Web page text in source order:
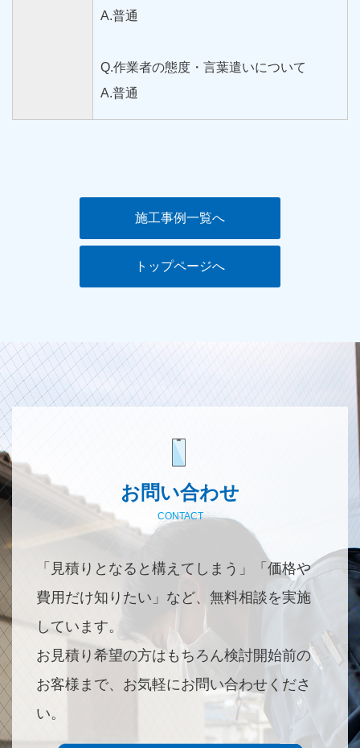
A.普通
Q.作業者の態度・言葉遣いについて
A.普通
施工事例一覧へ
トップページへ
お問い合わせ
CONTACT
「見積りとなると構えてしまう」「価格や
費用だけ知りたい」など、無料相談を実施
しています。
お見積り希望の方はもちろん検討開始前の
お客様まで、お気軽にお問い合わせくださ
い。